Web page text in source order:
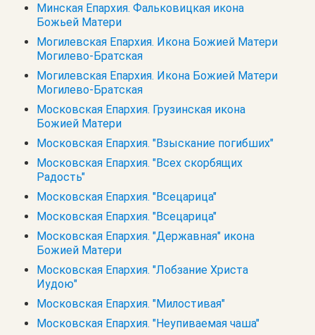
Минская Епархия. Фальковицкая икона
Божьей Матери
Могилевская Епархия. Икона Божией Матери
Могилево-Братская
Могилевская Епархия. Икона Божией Матери
Могилево-Братская
Московская Епархия. Грузинская икона
Божией Матери
Московская Епархия. "Взыскание погибших"
Московская Епархия. "Всех скорбящих
Радость"
Московская Епархия. "Всецарица"
Московская Епархия. "Всецарица"
Московская Епархия. "Державная" икона
Божией Матери
Московская Епархия. "Лобзание Христа
Иудою"
Московская Епархия. "Милостивая"
Московская Епархия. "Неупиваемая чаша"